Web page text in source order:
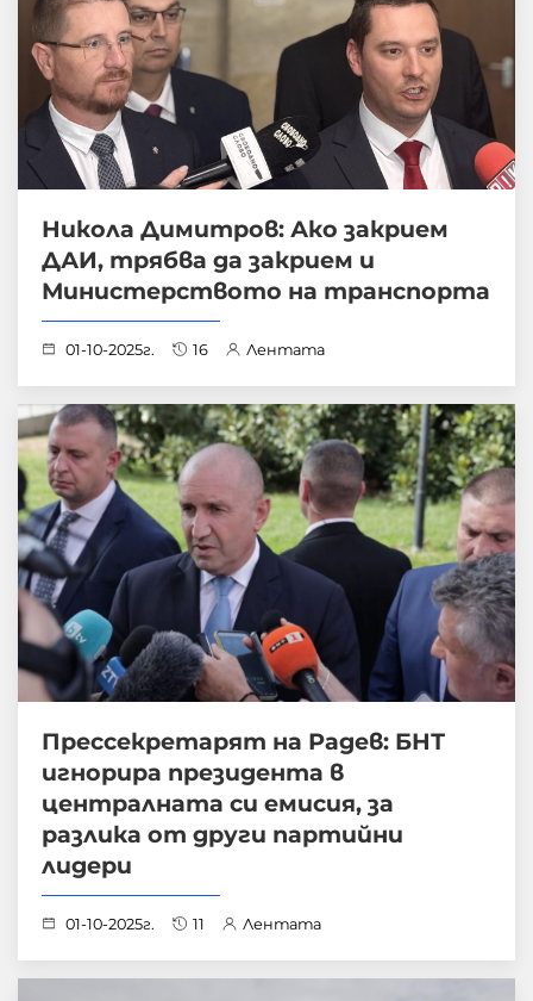
Никола Димитров: Ако закрием
ДАИ, трябва да закрием и
Министерството на транспорта
01-10-2025г. 16 Лентата
Прессекретарят на Радев: БНТ
игнорира президента в
централната си емисия, за
разлика от други партийни
лидери
01-10-2025г. 11 Лентата